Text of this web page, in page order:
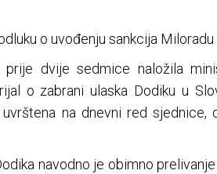
o uvođenju sankcija Miloradu
dvije sedmice naložila
o zabrani ulaska Dodiku u
na dnevni red sjednice,
navodno je obimno